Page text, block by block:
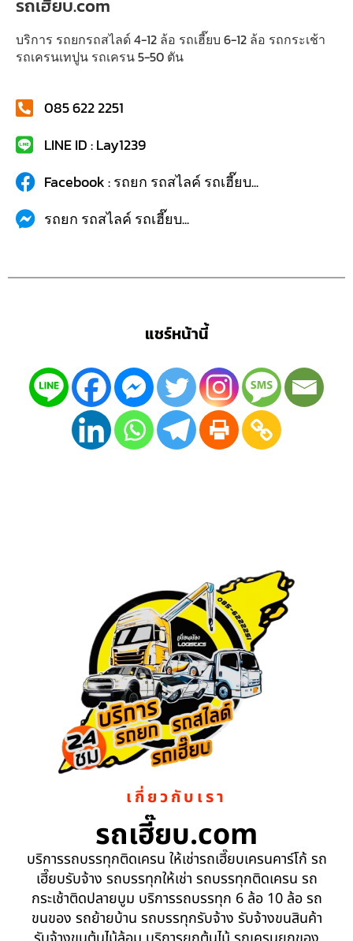
รถเฮี๊ยบ.com
บริการ รถยกรถสไลด์ 4-12 ล้อ รถเฮี๊ยบ 6-12 ล้อ รถกระเช้า
รถเครนเทปูน รถเครน 5-50 ตัน
085 622 2251
LINE ID : Lay1239
Facebook : รถยก รถสไลค์ รถเฮี๊ยบ...
รถยก รถสไลค์ รถเฮี๊ยบ...
แชร์หน้านี้
เกี่ยวกับเรา
รถเฮี๊ยบ.com
บริการรถบรรทุกติดเครน ให้เช่ารถเฮี๊ยบเครนคาร์โก้ รถ
เฮี๊ยบรับจ้าง รถบรรทุกให้เช่า รถบรรทุกติดเครน รถ
กระเช้าติดปลายบูม บริการรถบรรทุก 6 ล้อ 10 ล้อ รถ
ขนของ รถย้ายบ้าน รถบรรทุกรับจ้าง รับจ้างขนสินค้า